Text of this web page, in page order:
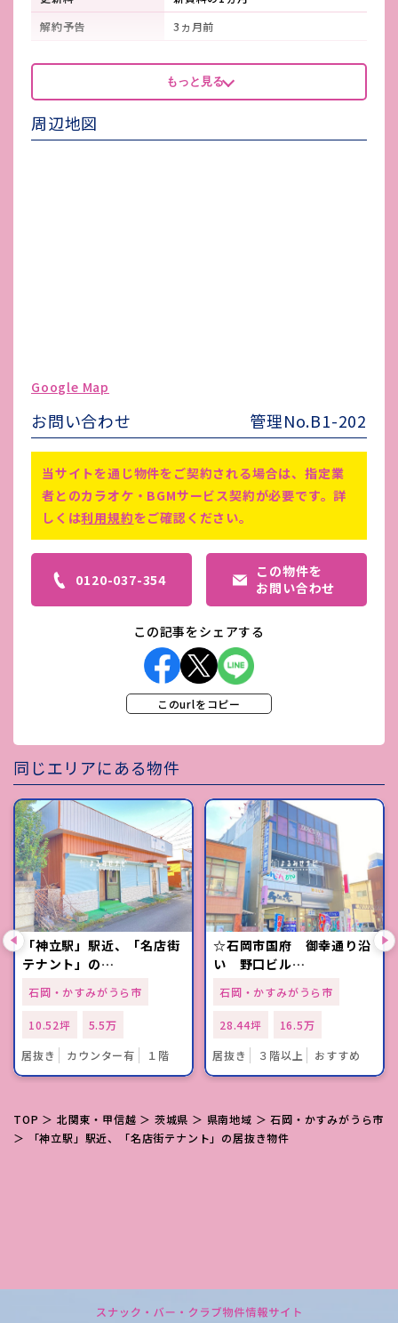
解約予告
3ヵ月前
看板製作費
-
看板使用料・
維持管理費
-
鍵交換費
借主負担
備考
※1 仲介手数料は、賃料の1ヵ月
※3 契約金220,000円（初期費
用） ※4 風俗営業許可が取れな
い店舗となります。
もっと見る
周辺地図
Google Map
お問い合わせ 管理No.B1-202
当サイトを通じ物件をご契約される場合は、指定業
者とのカラオケ・BGMサービス契約が必要です。詳
しくは利用規約をご確認ください。
0120-037-354
この物件を
お問い合わせ
この記事をシェアする
このurlをコピー
同じエリアにある物件
「神立駅」駅近、「名店街
テナント」の…
石岡・かすみがうら市
10.52坪
5.5万
居抜き
カウンター有 １階
☆石岡市国府 御幸通り沿
い 野口ビル…
石岡・かすみがうら市
28.44坪
16.5万
居抜き
３階以上 おすすめ
TOP ＞ 北関東・甲信越 ＞ 茨城県 ＞ 県南地域 ＞石岡・かすみがうら市
＞ 「神立駅」駅近、「名店街テナント」の居抜き物件